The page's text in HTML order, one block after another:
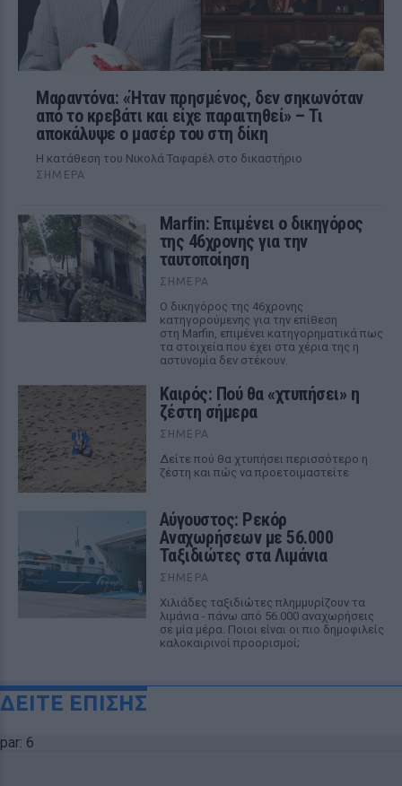
Μαραντόνα: «Ήταν πρησμένος, δεν σηκωνόταν
από το κρεβάτι και είχε παραιτηθεί» – Τι
αποκάλυψε ο μασέρ του στη δίκη
Η κατάθεση του Νικολά Ταφαρέλ στο δικαστήριο
ΣΉΜΕΡΑ
Marfin: Επιμένει ο δικηγόρος
της 46χρονης για την
ταυτοποίηση
ΣΉΜΕΡΑ
Ο δικηγόρος της 46χρονης
κατηγορούμενης για την επίθεση
στη Marfin, επιμένει κατηγορηματικά πως
τα στοιχεία που έχει στα χέρια της η
αστυνομία δεν στέκουν.
Καιρός: Πού θα «χτυπήσει» η
ζέστη σήμερα
ΣΉΜΕΡΑ
Δείτε πού θα χτυπήσει περισσότερο η
ζέστη και πώς να προετοιμαστείτε
Αύγουστος: Ρεκόρ
Αναχωρήσεων με 56.000
Ταξιδιώτες στα Λιμάνια
ΣΉΜΕΡΑ
Χιλιάδες ταξιδιώτες πλημμυρίζουν τα
λιμάνια - πάνω από 56.000 αναχωρήσεις
σε μία μέρα. Ποιοι είναι οι πιο δημοφιλείς
καλοκαιρινοί προορισμοί;
ΔΕΙΤΕ ΕΠΙΣΗΣ
par: 6